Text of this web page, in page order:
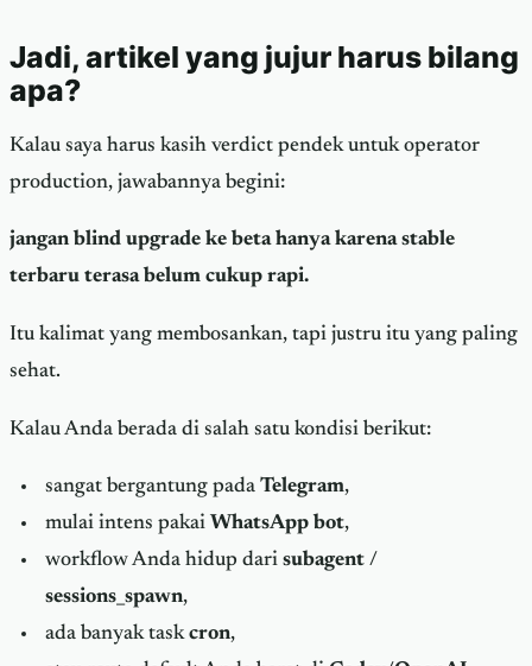
Jadi, artikel yang jujur harus bilang
apa?
Kalau saya harus kasih verdict pendek untuk operator
production, jawabannya begini:
jangan blind upgrade ke beta hanya karena stable
terbaru terasa belum cukup rapi.
Itu kalimat yang membosankan, tapi justru itu yang paling
sehat.
Kalau Anda berada di salah satu kondisi berikut:
sangat bergantung pada Telegram,
mulai intens pakai WhatsApp bot,
workflow Anda hidup dari subagent /
sessions_spawn,
ada banyak taskcron,